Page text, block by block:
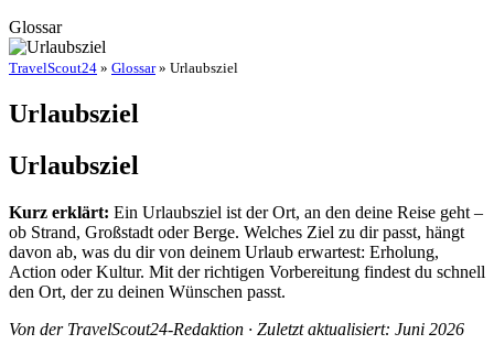
Glossar
TravelScout24 » Glossar» Urlaubsziel
Urlaubsziel
Urlaubsziel
Kurz erklärt: Ein Urlaubsziel ist der Ort, an den deine Reise geht –
ob Strand, Großstadt oder Berge. Welches Ziel zu dir passt, hängt
davon ab, was du dir von deinem Urlaub erwartest: Erholung,
Action oder Kultur. Mit der richtigen Vorbereitung findest du schnell
den Ort, der zu deinen Wünschen passt.
Von der TravelScout24-Redaktion · Zuletzt aktualisiert: Juni 2026